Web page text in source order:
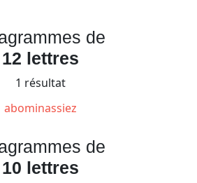
de
12 lettres
1 résultat
abominassiez
de
10 lettres